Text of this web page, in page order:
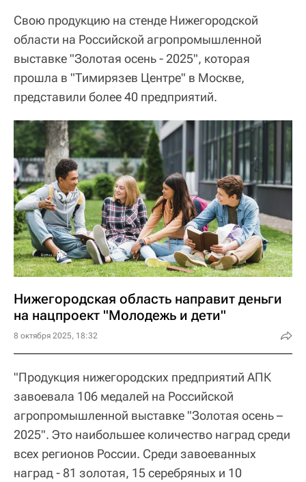
Свою продукцию на стенде Нижегородской
области на Российской агропромышленной
выставке "Золотая осень - 2025", которая
прошла в "Тимирязев Центре" в Москве,
представили более 40 предприятий.
Нижегородская область направит деньги
на нацпроект "Молодежь и дети"
8 октября 2025, 18:32
"Продукция нижегородских предприятий АПК
завоевала 106 медалей на Российской
агропромышленной выставке "Золотая осень –
2025". Это наибольшее количество наград среди
всех регионов России. Среди завоеванных
наград - 81 золотая, 15 серебряных и 10